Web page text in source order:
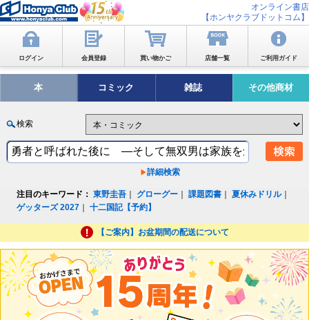
オンライン書店
【ホンヤクラブドットコム】
ログイン 会員登録 買い物かご 店舗一覧 ご利用ガイド
本 コミック 雑誌 その他商材
検索
詳細検索
注目のキーワード： 東野圭吾 グローグー ｜課題図書 ｜夏休みドリル｜
ゲッターズ 2027 ｜十二国記【予約】
【ご案内】お盆期間の配送について